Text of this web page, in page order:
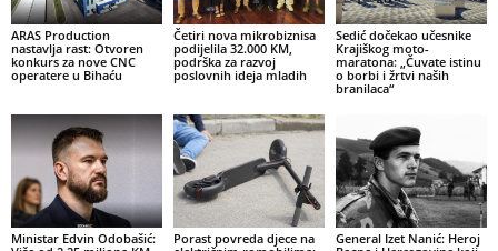
ARAS Production
nastavlja rast: Otvoren
konkurs za nove CNC
operatere u Bihaću
Četiri nova mikrobiznisa
podijelila 32.000 KM,
podrška za razvoj
poslovnih ideja mladih
Sedić dočekao učesnike
Krajiškog moto-
maratona: „Čuvate istinu
o borbi i žrtvi naših
branilaca“
Ministar Edvin Odobašić:
Porast povreda djece na
General Izet Nanić: Heroj